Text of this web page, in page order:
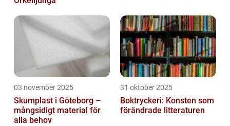
03 november 2025
Skumplast i Göteborg –
mångsidigt material för
alla behov
31 oktober 2025
Boktryckeri: Konsten som
förändrade litteraturen